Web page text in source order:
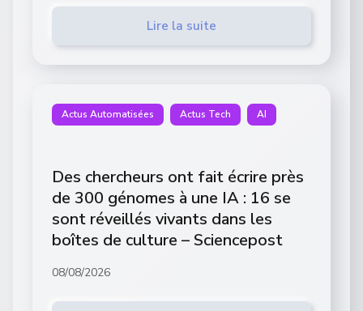
Lire la suite
Actus Automatisées Actus Tech AI
Des chercheurs ont fait écrire près
de 300 génomes à une IA : 16 se
sont réveillés vivants dans les
boîtes de culture – Sciencepost
08/08/2026